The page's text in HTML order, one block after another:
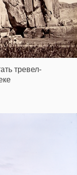
тревел-